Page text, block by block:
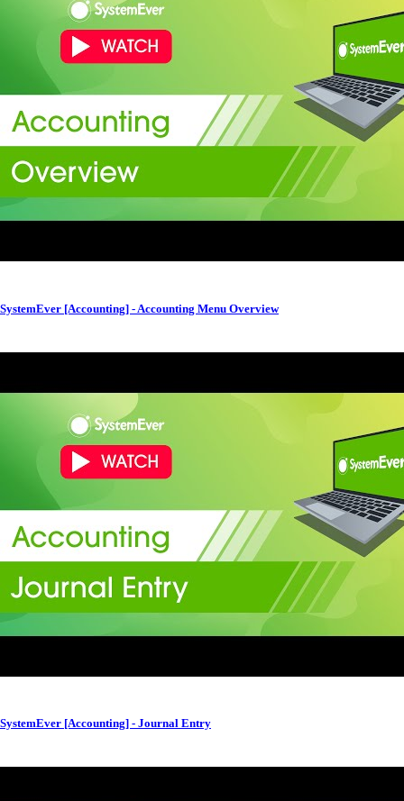
SystemEver [Accounting] - Accounting Menu Overview
SystemEver [Accounting] - Journal Entry